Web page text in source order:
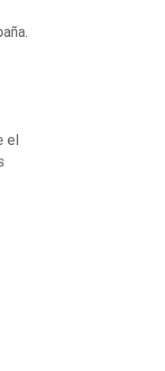
el